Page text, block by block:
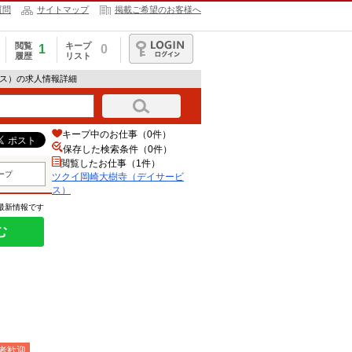
問 サイトマップ 掲載ご希望のお客様へ
閲覧
履歴
1
キープ
リスト
0
ログイン
）の求人情報詳細
プ
新情報です
キープ中のお仕事（0件）
保存した検索条件（0件）
閲覧したお仕事（1件）
ツクイ岡崎大樹寺（デイサービ
ス）